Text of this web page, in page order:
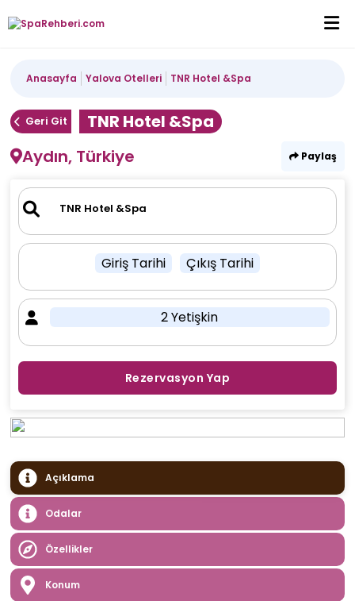
Anasayfa Yalova Otelleri TNR Hotel &Spa
Geri Git
TNR Hotel &Spa
Aydın, Türkiye
Paylaş
Giriş Tarihi Çıkış Tarihi
2 Yetişkin
Rezervasyon Yap
Açıklama
Odalar
Özellikler
Konum